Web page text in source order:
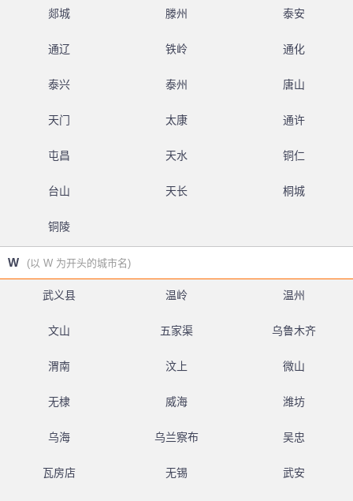
郯城 滕州 泰安
通辽 铁岭 通化
泰兴 泰州 唐山
天门 太康 通许
屯昌 天水 铜仁
台山 天长 桐城
铜陵
W (以 W 为开头的城市名)
武义县 温岭 温州
文山 五家渠 乌鲁木齐
渭南 汶上 微山
无棣 威海 潍坊
乌海 乌兰察布 吴忠
瓦房店 无锡 武安